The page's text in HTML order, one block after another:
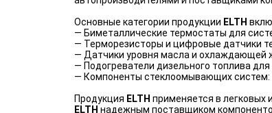
Основные категории продукции ELTH
— Биметаллические термостаты для
— Терморезисторы и цифровые датчики
— Датчики уровня масла и охлаждающей
— Подогреватели дизельного топлива
— Компоненты стеклоомывающих систем:
Продукция ELTHприменяется в легковых
ELTHнадежным поставщиком